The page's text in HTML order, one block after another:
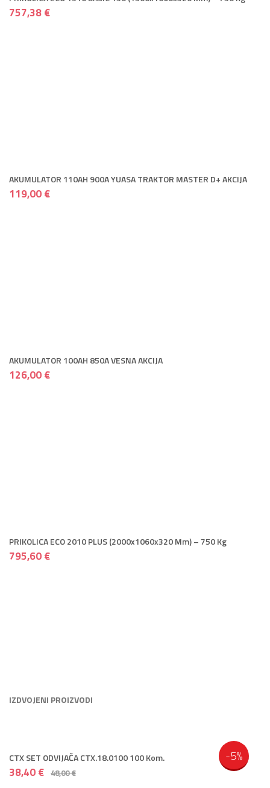
757,38 €
AKUMULATOR 110AH 900A YUASA TRAKTOR MASTER D+ AKCIJA
119,00 €
AKUMULATOR 100AH 850A VESNA AKCIJA
126,00 €
PRIKOLICA ECO 2010 PLUS (2000x1060x320 Mm) – 750 Kg
795,60 €
IZDVOJENI PROIZVODI
-5%
CTX SET ODVIJAČA CTX.18.0100 100 Kom.
38,40 € 48,00 €